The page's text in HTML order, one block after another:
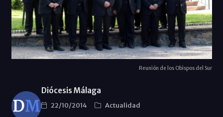
Reunión de los Obispos del Sur
Diócesis Málaga
22/10/2014
Actualidad